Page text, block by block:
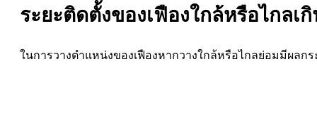
ระยะติดตั้งของเฟืองใกล้หรือไกลเ
ในการวางตำแหน่งของเฟืองหากวางใกล้หรือไกลย่อมมีผล